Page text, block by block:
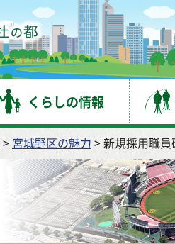
仙台市
くらしの情報
> 宮城野区の魅力 > 新規採用職